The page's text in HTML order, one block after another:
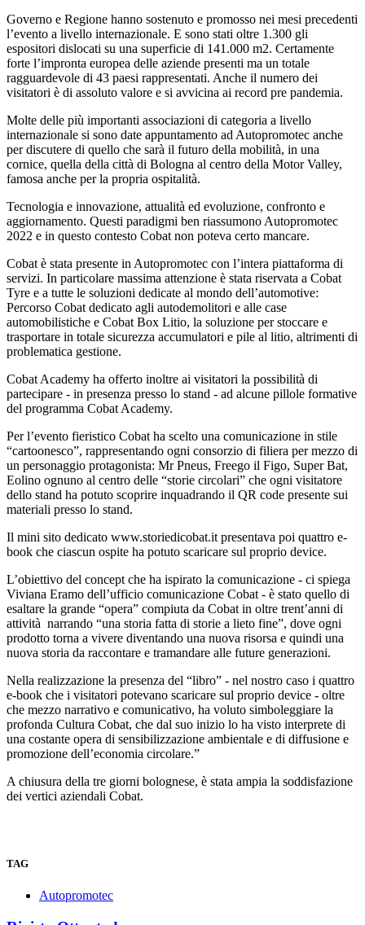
Governo e Regione hanno sostenuto e promosso nei mesi precedenti
l’evento a livello internazionale. E sono stati oltre 1.300 gli
espositori dislocati su una superficie di 141.000 m2. Certamente
forte l’impronta europea delle aziende presenti ma un totale
ragguardevole di 43 paesi rappresentati. Anche il numero dei
visitatori è di assoluto valore e si avvicina ai record pre pandemia.
Molte delle più importanti associazioni di categoria a livello
internazionale si sono date appuntamento ad Autopromotec anche
per discutere di quello che sarà il futuro della mobilità, in una
cornice, quella della città di Bologna al centro della Motor Valley,
famosa anche per la propria ospitalità.
Tecnologia e innovazione, attualità ed evoluzione, confronto e
aggiornamento. Questi paradigmi ben riassumono Autopromotec
2022 e in questo contesto Cobat non poteva certo mancare.
Cobat è stata presente in Autopromotec con l’intera piattaforma di
servizi. In particolare massima attenzione è stata riservata a Cobat
Tyre e a tutte le soluzioni dedicate al mondo dell’automotive:
Percorso Cobat dedicato agli autodemolitori e alle case
automobilistiche e Cobat Box Litio, la soluzione per stoccare e
trasportare in totale sicurezza accumulatori e pile al litio, altrimenti di
problematica gestione.
Cobat Academy ha offerto inoltre ai visitatori la possibilità di
partecipare - in presenza presso lo stand - ad alcune pillole formative
del programma Cobat Academy.
Per l’evento fieristico Cobat ha scelto una comunicazione in stile
“cartoonesco”, rappresentando ogni consorzio di filiera per mezzo di
un personaggio protagonista: Mr Pneus, Freego il Figo, Super Bat,
Eolino ognuno al centro delle “storie circolari” che ogni visitatore
dello stand ha potuto scoprire inquadrando il QR code presente sui
materiali presso lo stand.
Il mini sito dedicato www.storiedicobat.it presentava poi quattro e-
book che ciascun ospite ha potuto scaricare sul proprio device.
L’obiettivo del concept che ha ispirato la comunicazione - ci spiega
Viviana Eramo dell’ufficio comunicazione Cobat - è stato quello di
esaltare la grande “opera” compiuta da Cobat in oltre trent’anni di
attività narrando “una storia fatta di storie a lieto fine”, dove ogni
prodotto torna a vivere diventando una nuova risorsa e quindi una
nuova storia da raccontare e tramandare alle future generazioni.
Nella realizzazione la presenza del “libro” - nel nostro caso i quattro
e-book che i visitatori potevano scaricare sul proprio device - oltre
che mezzo narrativo e comunicativo, ha voluto simboleggiare la
profonda Cultura Cobat, che dal suo inizio lo ha visto interprete di
una costante opera di sensibilizzazione ambientale e di diffusione e
promozione dell’economia circolare.”
A chiusura della tre giorni bolognese, è stata ampia la soddisfazione
dei vertici aziendali Cobat.
TAG
Autopromotec